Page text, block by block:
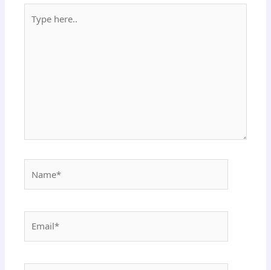
here..